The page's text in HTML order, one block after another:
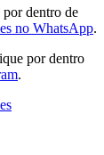
dentro de
no WhatsApp.
por dentro
.